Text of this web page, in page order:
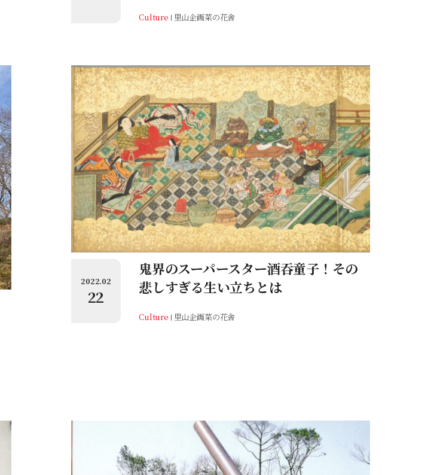
Culture 里山企画菜の花舎
2022.02
22
鬼界のスーパースター酒吞童子！その
悲しすぎる生い立ちとは
Culture 里山企画菜の花舎